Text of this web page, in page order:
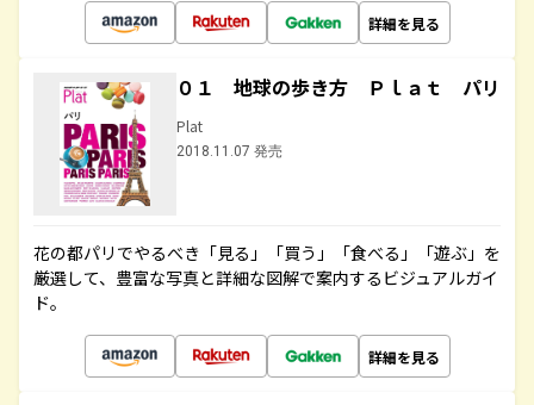
詳細を見る
０１ 地球の歩き方 Ｐｌａｔ パリ
Plat
2018.11.07 発売
花の都パリでやるべき「見る」「買う」「食べる」「遊ぶ」を
厳選して、豊富な写真と詳細な図解で案内するビジュアルガイ
ド。
詳細を見る